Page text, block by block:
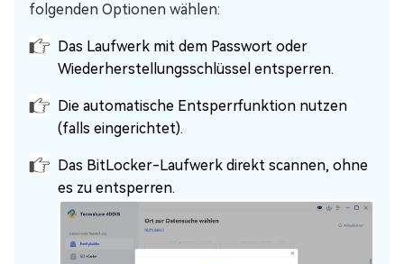
folgenden Optionen wählen:
Das Laufwerk mit dem Passwort oder
Wiederherstellungsschlüssel entsperren.
Die automatische Entsperrfunktion nutzen
(falls eingerichtet).
Das BitLocker-Laufwerk direkt scannen, ohne
es zu entsperren.